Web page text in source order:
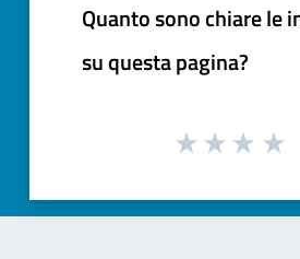
Quanto sono chiare le
su questa pagina?